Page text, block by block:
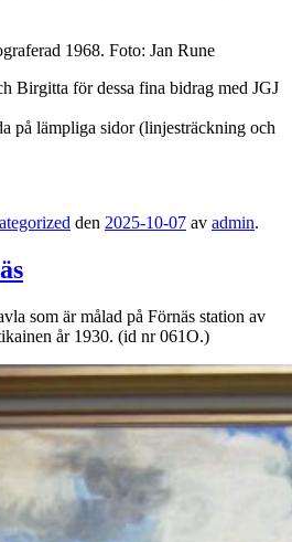
1968. Foto: Jan Rune
Birgitta för dessa fina bidrag med JGJ
på lämpliga sidor (linjesträckning och
den 2025-10-07 av admin.
som är målad på Förnäs station av
år 1930. (id nr 061O.)